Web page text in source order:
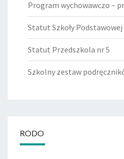
Program wychowawczo –
Statut Szkoły Podstawowej
Statut Przedszkola nr 5
Szkolny zestaw
RODO